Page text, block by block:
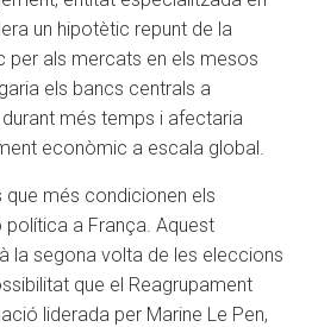
un hipotètic repunt de la
per als mercats en els mesos
els bancs centrals a
més temps i afectaria
econòmic a escala global.
que més condicionen els
a França. Aquest
la segona volta de les eleccions
que el Reagrupament
liderada per Marine Le Pen,